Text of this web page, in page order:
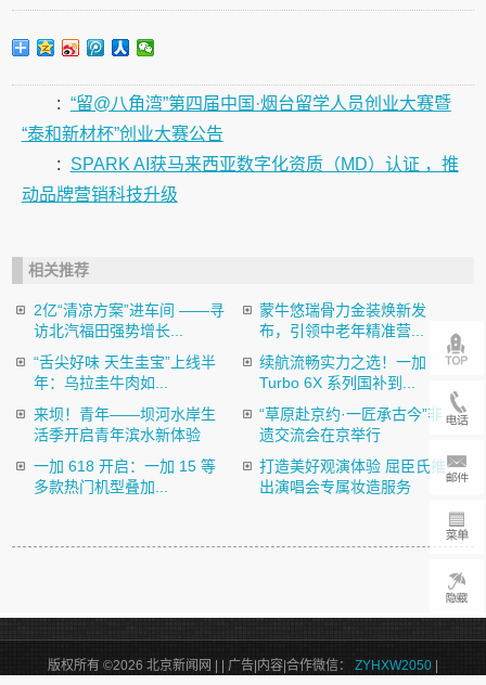
: “留@八角湾”第四届中国·烟台留学人员创业大赛暨
“泰和新材杯”创业大赛公告
:
SPARK AI获马来西亚数字化资质（MD）认证 ，推
动品牌营销科技升级
相关推荐
2亿“清凉方案”进车间 ——寻
访北汽福田强势增长...
蒙牛悠瑞骨力金装焕新发
布，引领中老年精准营...
“舌尖好味 天生圭宝”上线半
年：乌拉圭牛肉如...
续航流畅实力之选！一加
Turbo 6X 系列国补到...
来坝！青年——坝河水岸生
活季开启青年滨水新体验
“草原赴京约·一匠承古今”非
遗交流会在京举行
一加 618 开启：一加 15 等
多款热门机型叠加...
打造美好观演体验 屈臣氏推
出演唱会专属妆造服务
版权所有 ©2026 北京新闻网 | | 广告|内容|合作微信： ZYHXW2050